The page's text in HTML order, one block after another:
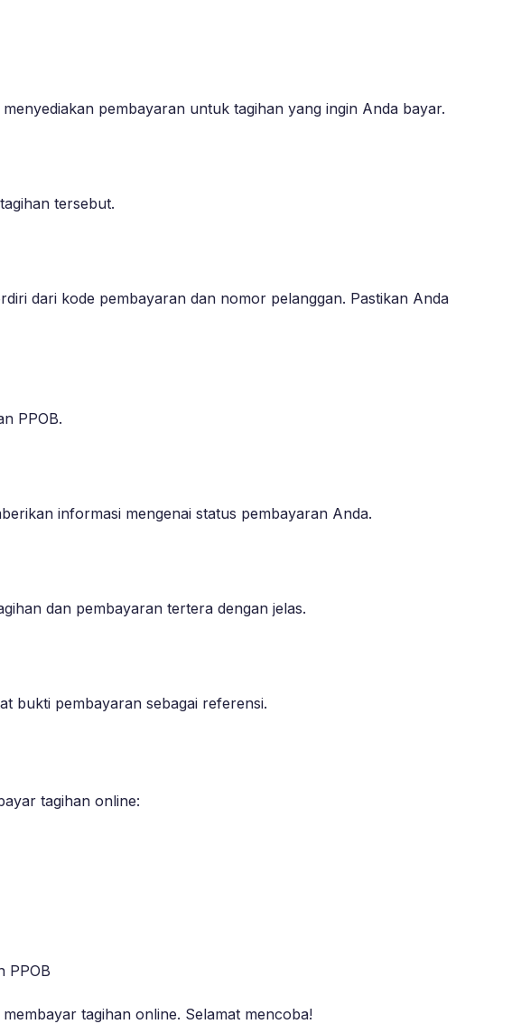
pembayaran untuk tagihan yang ingin Anda bayar.
tersebut.
dari kode pembayaran dan nomor pelanggan. Pastikan Anda
PPOB.
informasi mengenai status pembayaran Anda.
dan pembayaran tertera dengan jelas.
bukti pembayaran sebagai referensi.
tagihan online:
PPOB
tagihan online. Selamat mencoba!